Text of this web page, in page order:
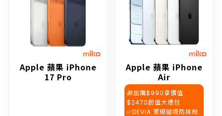
Apple 蘋果 iPhone
17 Pro
Apple 蘋果 iPhone
Air
🎁加購$990享價值
$2470超值大禮包
✅DEVIA 軍規磁吸防摔殼